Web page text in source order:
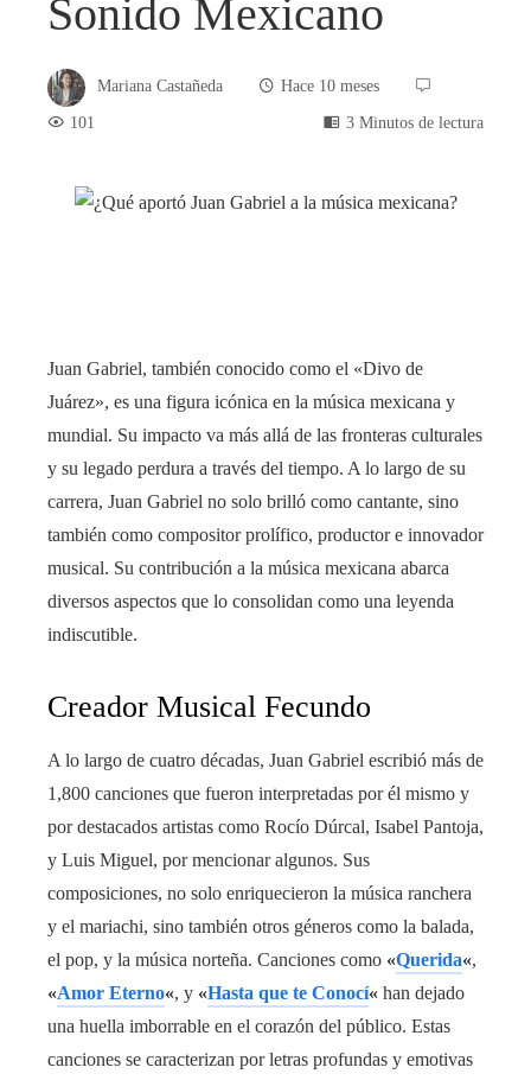
Sonido Mexicano
Mariana Castañeda
Hace 10 meses
101
3 Minutos de lectura
Juan Gabriel, también conocido como el «Divo de
Juárez», es una figura icónica en la música mexicana y
mundial. Su impacto va más allá de las fronteras culturales
y su legado perdura a través del tiempo. A lo largo de su
carrera, Juan Gabriel no solo brilló como cantante, sino
también como compositor prolífico, productor e innovador
musical. Su contribución a la música mexicana abarca
diversos aspectos que lo consolidan como una leyenda
indiscutible.
Creador Musical Fecundo
A lo largo de cuatro décadas, Juan Gabriel escribió más de
1,800 canciones que fueron interpretadas por él mismo y
por destacados artistas como Rocío Dúrcal, Isabel Pantoja,
y Luis Miguel, por mencionar algunos. Sus
composiciones, no solo enriquecieron la música ranchera
y el mariachi, sino también otros géneros como la balada,
el pop, y la música norteña. Canciones como «Querida«,
«Amor Eterno«, y «Hasta que te Conocí« han dejado
una huella imborrable en el corazón del público. Estas
canciones se caracterizan por letras profundas y emotivas